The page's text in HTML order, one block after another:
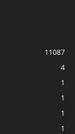
11087
4
1
1
1
1